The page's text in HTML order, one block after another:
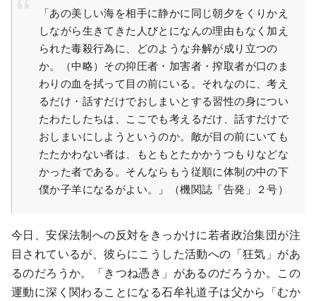
「あの美しい海を相手に静かに同じ朝夕をくりかえ
しながら生きてきた人びとになんの理由もなく加え
られた毒殺行為に、どのような弁解が成り立つの
か。（中略）その抑圧者・加害者・搾取者が口のま
わりの血を拭って目の前にいる。それなのに、考え
るだけ・話すだけでおしまいとする習性の身につい
たわたしたちは、ここでも考えるだけ、話すだけで
おしまいにしようというのか。敵が目の前にいても
たたかわない者は、もともとたかかうつもりなどな
かった者である。そんならもう従順に体制の中の下
僕か子羊になるがよい。」（機関誌「告発」２号）
今日、安保法制への反対をきっかけに若者政治集団が注
目されているが、彼らにこうした活動への「狂気」があ
るのだろうか。「きつね憑き」があるのだろうか。この
運動に深く関わることになる石牟礼道子は父から「むか